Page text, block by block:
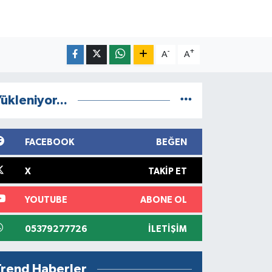
A- A+
FACEBOOK BEĞEN
X TAKIP ET
YOUTUBE ABONE OL
05379277726 İLETIŞIM